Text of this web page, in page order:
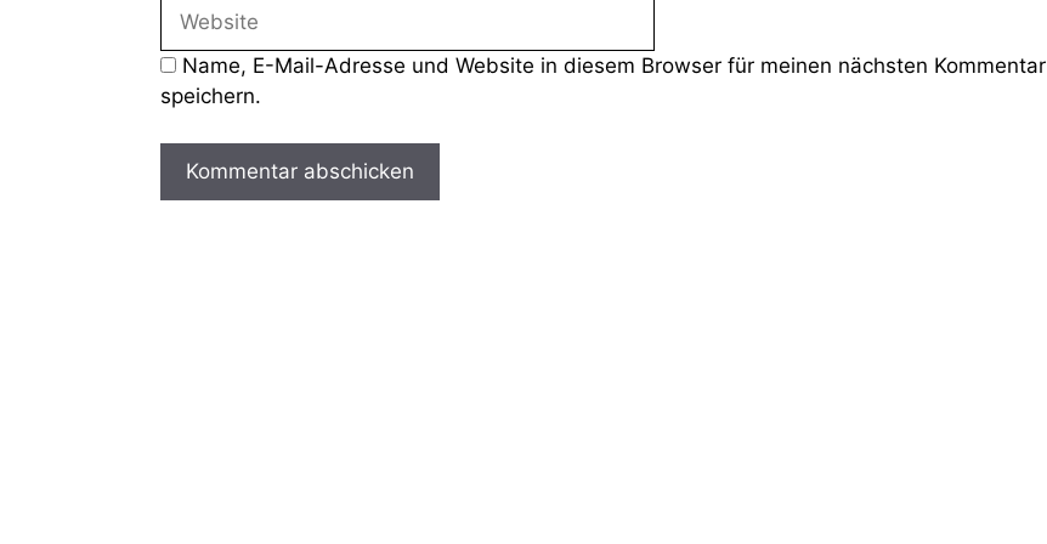
Name, E-Mail-Adresse und Website in diesem Browser für meinen nächsten Kommentar
speichern.